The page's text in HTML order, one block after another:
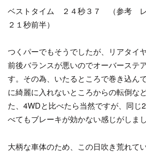
ベストタイム ２４秒３７ （参考 レ
２１秒前半）
つくパーでもそうでしたが、リアタイ
前後バランスが悪いのでオーバーステ
す。その為、いたるところで巻き込ん
に綺麗に入れないところからの転倒な
た、4WDと比べたら当然ですが、同じ
べてもブレーキが効かない感じがしまし
大柄な車体のため、この日吹き荒れて